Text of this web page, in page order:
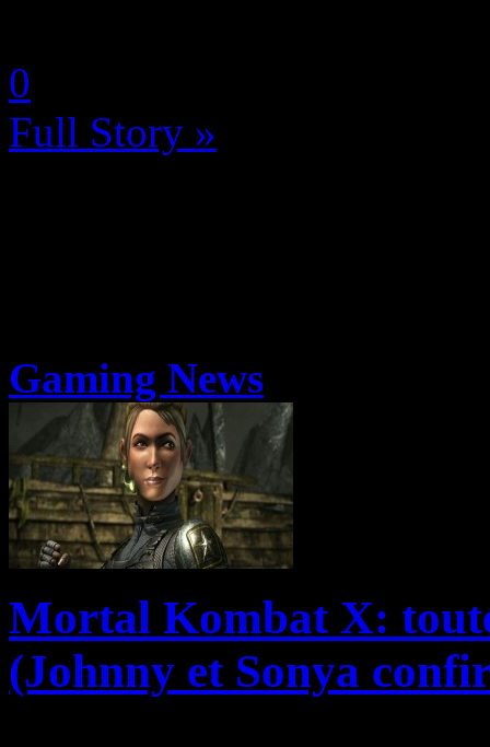
0
Full Story »
Gaming News
Mortal Kombat X:
(Johnny et Sonya